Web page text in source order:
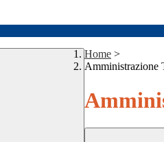
Home >
Amministrazione